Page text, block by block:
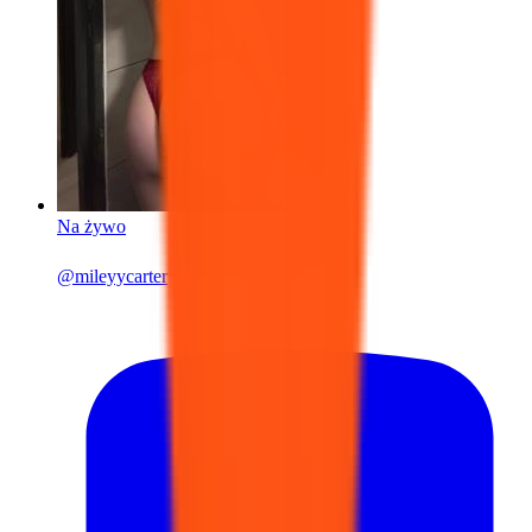
Na żywo
@mileyycarter